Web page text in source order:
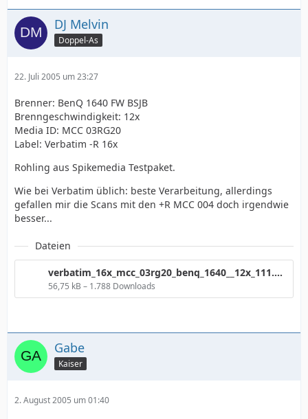
DJ Melvin
Doppel-As
22. Juli 2005 um 23:27
Brenner: BenQ 1640 FW BSJB
Brenngeschwindigkeit: 12x
Media ID: MCC 03RG20
Label: Verbatim -R 16x
Rohling aus Spikemedia Testpaket.
Wie bei Verbatim üblich: beste Verarbeitung, allerdings
gefallen mir die Scans mit den +R MCC 004 doch irgendwie
besser...
Dateien
verbatim_16x_mcc_03rg20_benq_1640__12x_111.png
56,75 kB – 1.788 Downloads
Gabe
Kaiser
2. August 2005 um 01:40